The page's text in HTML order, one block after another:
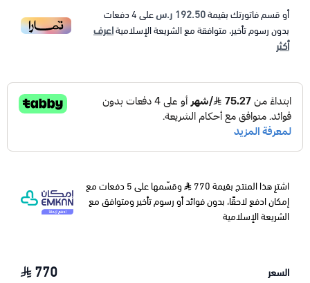
أو قسم فاتورتك بقيمة192.50 ر.س على4دفعات
بدون رسوم تأخير، متوافقة مع الشريعة الإسلاميةاعرف
أكثر
اشترِ هذا المنتج بقيمة 770
وقسّمها على 5 دفعات مع
إمكان ادفع لاحقًا، بدون فوائد أو رسوم تأخير ومتوافق مع
الشريعة الإسلامية
السعر 770